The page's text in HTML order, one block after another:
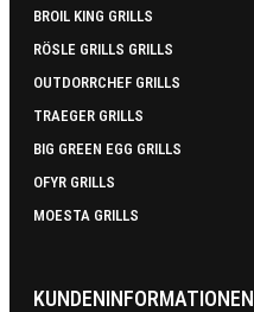
BROIL KING GRILLS
RÖSLE GRILLS GRILLS
OUTDORRCHEF GRILLS
TRAEGER GRILLS
BIG GREEN EGG GRILLS
OFYR GRILLS
MOESTA GRILLS
KUNDENINFORMATIONEN